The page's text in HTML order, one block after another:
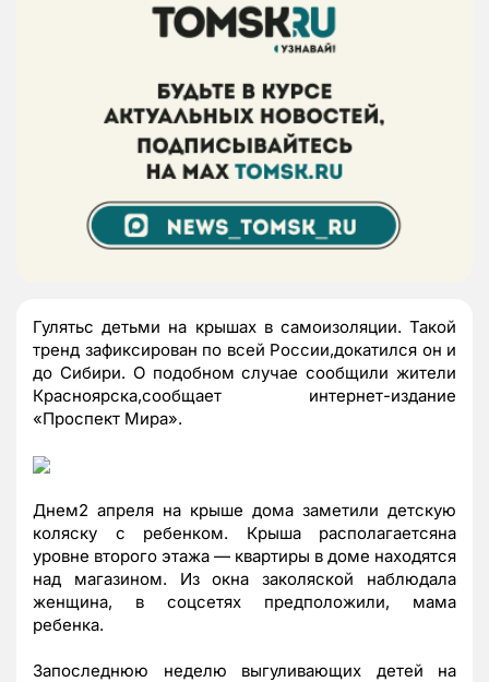
Гулятьс детьми на крышах в самоизоляции. Такой
тренд зафиксирован по всей России,докатился он и
до Сибири. О подобном случае сообщили жители
Красноярска,сообщает интернет-издание
«Проспект Мира».
Днем2 апреля на крыше дома заметили детскую
коляску с ребенком. Крыша располагаетсяна
уровне второго этажа — квартиры в доме находятся
над магазином. Из окна заколяской наблюдала
женщина, в соцсетях предположили, мама
ребенка.
Запоследнюю неделю выгуливающих детей на